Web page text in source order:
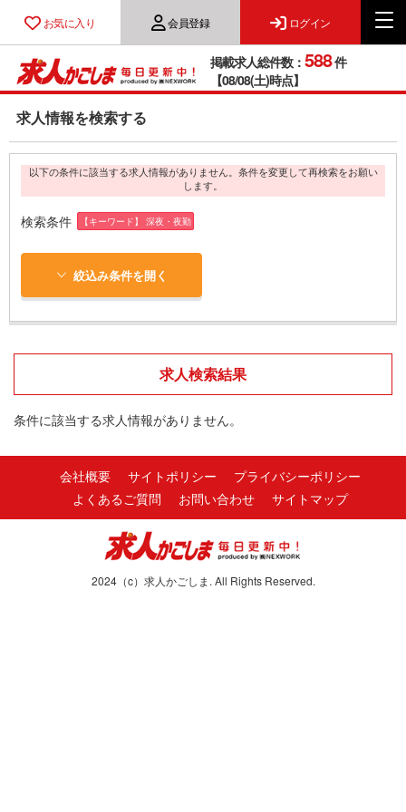
お気に入り 会員登録 ログイン
掲載求人総件数： 588件
【08/08(土)時点】
求人情報を検索する
以下の条件に該当する求人情報がありません。条件を変更して再検索をお願い
します。
検索条件 【キーワード】 深夜・夜勤
絞込み条件を開く
求人検索結果
条件に該当する求人情報がありません。
会社概要 サイトポリシー
プライバシーポリシー
よくあるご質問
お問い合わせ サイトマップ
2024（c）求人かごしま. All Rights Reserved.